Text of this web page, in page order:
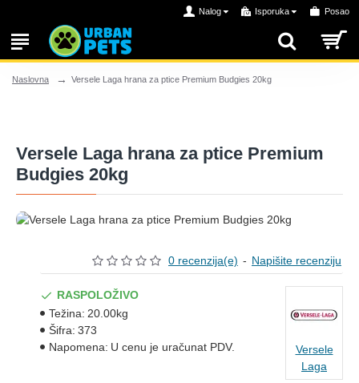
Nalog Isporuka Posao
Naslovna Versele Laga hrana za ptice Premium Budgies 20kg
Versele Laga hrana za ptice Premium
Budgies 20kg
0 recenzija(e) - Napišite recenziju
RASPOLOŽIVO
Težina: 20.00kg
Šifra: 373
Napomena: U cenu je uračunat PDV.
Versele
Laga